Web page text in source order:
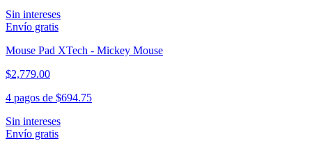
Sin intereses
Envío gratis
Mouse Pad XTech - Mickey Mouse
$2,779.00
4 pagos de $694.75
Sin intereses
Envío gratis